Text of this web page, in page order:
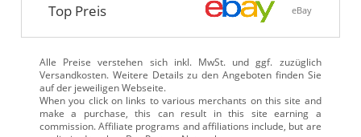
Top Preis eBay
Alle Preise verstehen sich inkl. MwSt. und ggf. zuzüglich
Versandkosten. Weitere Details zu den Angeboten finden Sie
auf der jeweiligen Webseite.